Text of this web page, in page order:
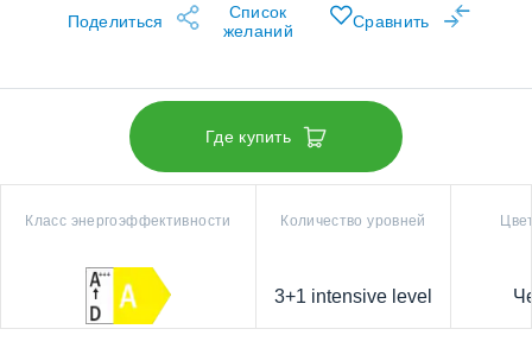
Поделиться
Список
желаний
Сравнить
Где купить
Класс энергоэффективности Количество уровней
3+1 intensive level